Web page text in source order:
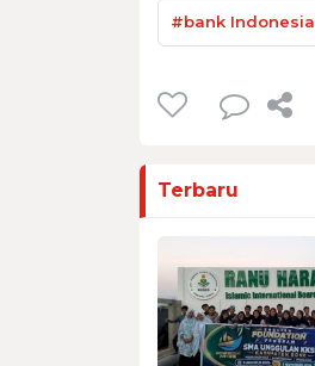
#bank Indonesia
Terbaru